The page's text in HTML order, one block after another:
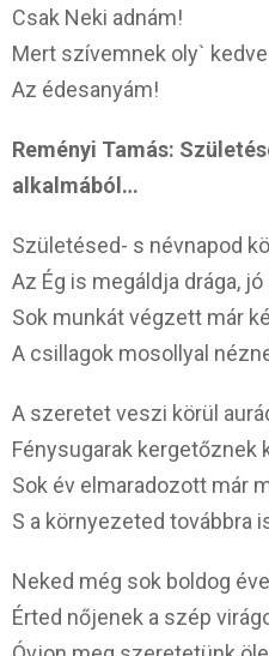
Csak Neki adnám!
Mert szívemnek oly`
Az édesanyám!
Reményi Tamás:
alkalmából…
Születésed- s névnapod
Az Ég is megáldja drága,
Sok munkát végzett már
A csillagok mosollyal
A szeretet veszi körül
Fénysugarak kergetőznek
Sok év elmaradozott már
S a környezeted továbbra
Neked még sok boldog
Érted nőjenek a szép